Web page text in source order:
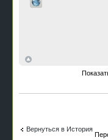
Вернуться в История